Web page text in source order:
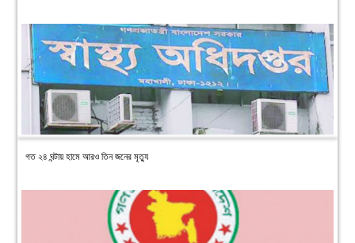
গত ২৪ ঘন্টায় হামে আরও তিন জনের মৃত্যু